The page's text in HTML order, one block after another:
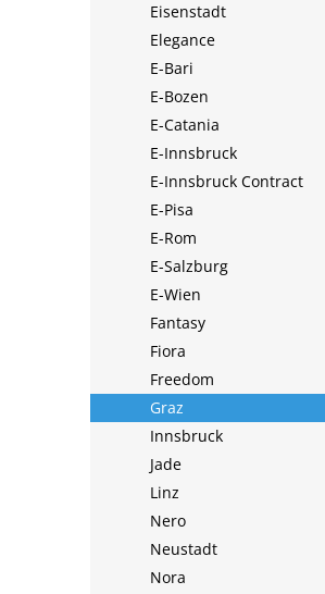
Eisenstadt
Elegance
E-Bari
E-Bozen
E-Catania
E-Innsbruck
E-Innsbruck Contract
E-Pisa
E-Rom
E-Salzburg
E-Wien
Fantasy
Fiora
Freedom
Graz
Innsbruck
Jade
Linz
Nero
Neustadt
Nora